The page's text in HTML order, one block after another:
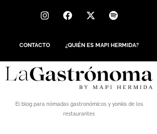
CONTACTO ¿QUIÉN ES MAPI HERMIDA?
El blog para nómadas gastronómicos y yonkis de los
restaurantes